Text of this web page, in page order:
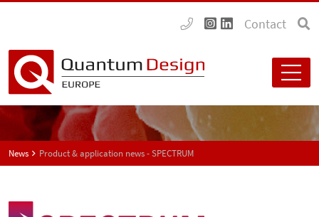
Contact
News Product & application news - SPECTRUM